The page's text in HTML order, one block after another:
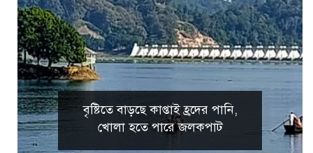
বৃষ্টিতে বাড়ছে কাপ্তাই হ্রদের পানি,
খোলা হতে পারে জলকপাট